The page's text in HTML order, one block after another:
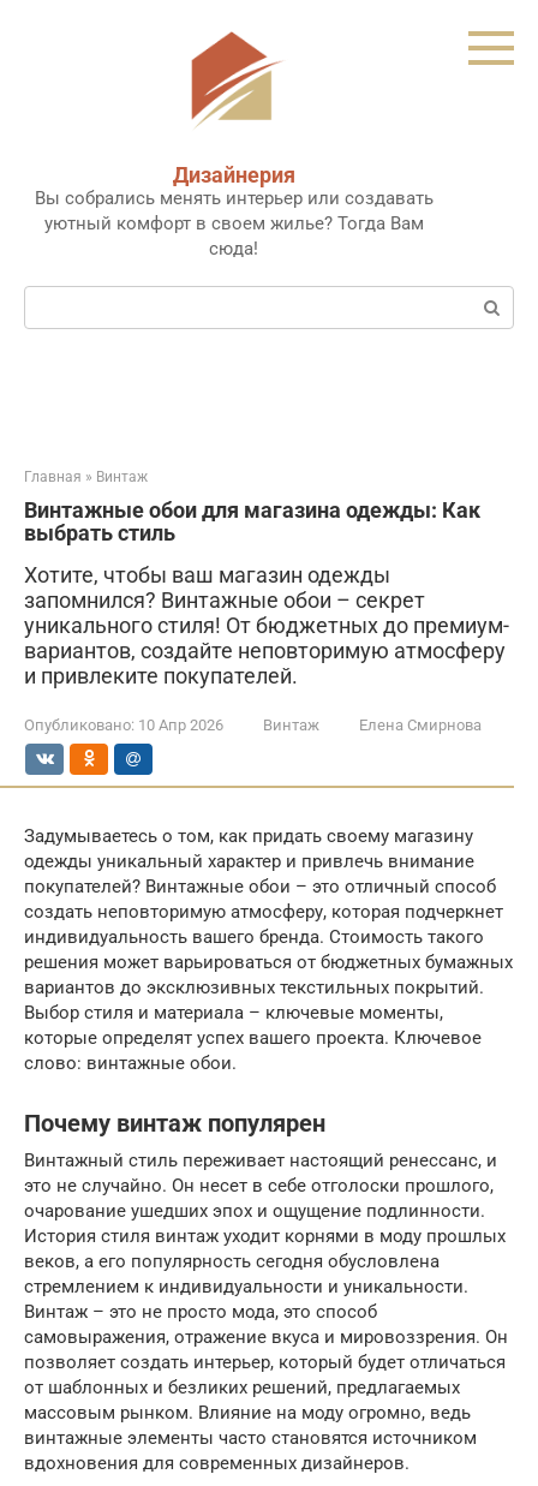
Дизайнерия
Вы собрались менять интерьер или создавать
уютный комфорт в своем жилье? Тогда Вам
сюда!
Поиск:
Главная » Винтаж
Винтажные обои для магазина одежды: Как
выбрать стиль
Хотите, чтобы ваш магазин одежды
запомнился? Винтажные обои – секрет
уникального стиля! От бюджетных до премиум-
вариантов, создайте неповторимую атмосферу
и привлеките покупателей.
Опубликовано: 10 Апр 2026 Винтаж Елена Смирнова
Задумываетесь о том, как придать своему магазину
одежды уникальный характер и привлечь внимание
покупателей? Винтажные обои – это отличный способ
создать неповторимую атмосферу, которая подчеркнет
индивидуальность вашего бренда. Стоимость такого
решения может варьироваться от бюджетных бумажных
вариантов до эксклюзивных текстильных покрытий.
Выбор стиля и материала – ключевые моменты,
которые определят успех вашего проекта. Ключевое
слово: винтажные обои.
Почему винтаж популярен
Винтажный стиль переживает настоящий ренессанс, и
это не случайно. Он несет в себе отголоски прошлого,
очарование ушедших эпох и ощущение подлинности.
История стиля винтаж уходит корнями в моду прошлых
веков, а его популярность сегодня обусловлена
стремлением к индивидуальности и уникальности.
Винтаж – это не просто мода, это способ
самовыражения, отражение вкуса и мировоззрения. Он
позволяет создать интерьер, который будет отличаться
от шаблонных и безликих решений, предлагаемых
массовым рынком. Влияние на моду огромно, ведь
винтажные элементы часто становятся источником
вдохновения для современных дизайнеров.